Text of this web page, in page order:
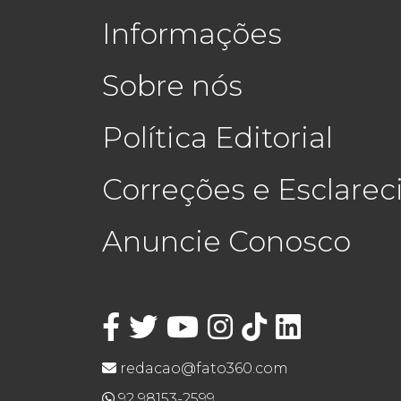
Informações
Sobre nós
Política Editorial
Correções e
Anuncie Conosco
redacao@fato360.com